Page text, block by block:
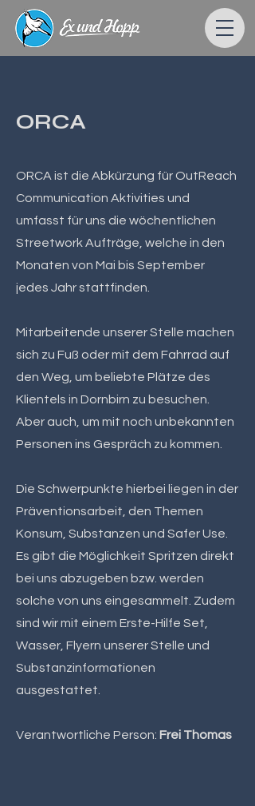
ORCA
ORCA ist die Abkürzung für OutReach
Communication Aktivities und
umfasst für uns die wöchentlichen
Streetwork Aufträge, welche in den
Monaten von Mai bis September
jedes Jahr stattfinden.
Mitarbeitende unserer Stelle machen
sich zu Fuß oder mit dem Fahrrad auf
den Weg, um beliebte Plätze des
Klientels in Dornbirn zu besuchen.
Aber auch, um mit noch unbekannten
Personen ins Gespräch zu kommen.
Die Schwerpunkte hierbei liegen in der
Präventionsarbeit, den Themen
Konsum, Substanzen und Safer Use.
Es gibt die Möglichkeit Spritzen direkt
bei uns abzugeben bzw. werden
solche von uns eingesammelt. Zudem
sind wir mit einem Erste-Hilfe Set,
Wasser, Flyern unserer Stelle und
Substanzinformationen
ausgestattet.
Verantwortliche Person: Frei Thomas